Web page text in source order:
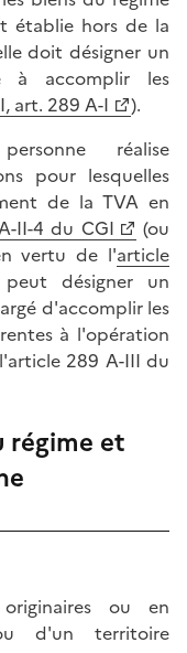
établie hors de la
doit désigner un
à accomplir les
art. 289 A-I
).
réalise
pour lesquelles
de la TVA en
II-4 du CGI
(ou
vertu de l'article
désigner un
d'accomplir les
à l'opération
289 A-III du
régime et
ou en
d'un territoire